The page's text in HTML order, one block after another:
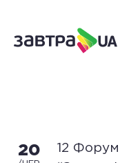
20
12 Форум